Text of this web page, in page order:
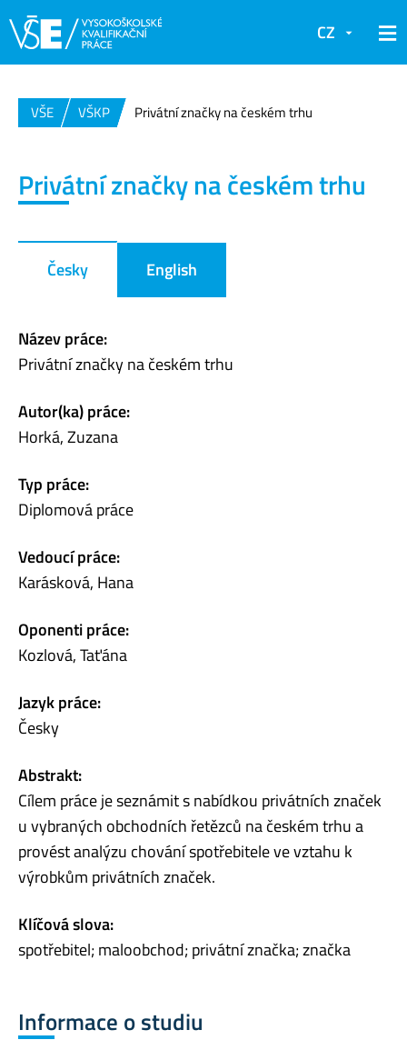
CZ
VŠE VŠKP Privátní značky na českém trhu
Privátní značky na českém trhu
Česky English
Název práce:
Privátní značky na českém trhu
Autor(ka) práce:
Horká, Zuzana
Typ práce:
Diplomová práce
Vedoucí práce:
Karásková, Hana
Oponenti práce:
Kozlová, Taťána
Jazyk práce:
Česky
Abstrakt:
Cílem práce je seznámit s nabídkou privátních značek
u vybraných obchodních řetězců na českém trhu a
provést analýzu chování spotřebitele ve vztahu k
výrobkům privátních značek.
Klíčová slova:
spotřebitel; maloobchod; privátní značka; značka
Informace o studiu